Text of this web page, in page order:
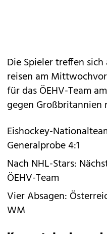
Die Spieler treffen
reisen am
für das ÖEHV-Team
gegen Großbritannien
Eishockey-
Generalprobe 4:1
Nach NHL-Stars:
ÖEHV-Team
Vier Absagen:
WM